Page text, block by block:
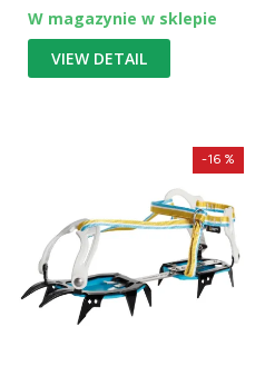
W magazynie w sklepie
VIEW DETAIL
-16 %